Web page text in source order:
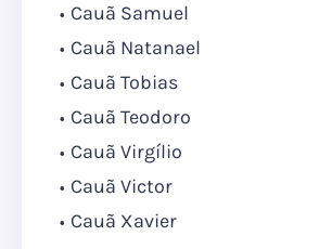
Cauã Samuel
Cauã Natanael
Cauã Tobias
Cauã Teodoro
Cauã Virgílio
Cauã Victor
Cauã Xavier